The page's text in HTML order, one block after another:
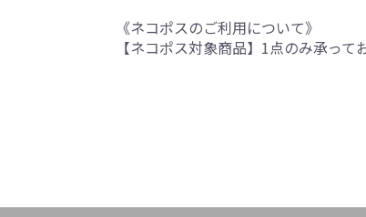
《ネコポスのご利用について》
【ネコポス対象商品】1点のみ承っ